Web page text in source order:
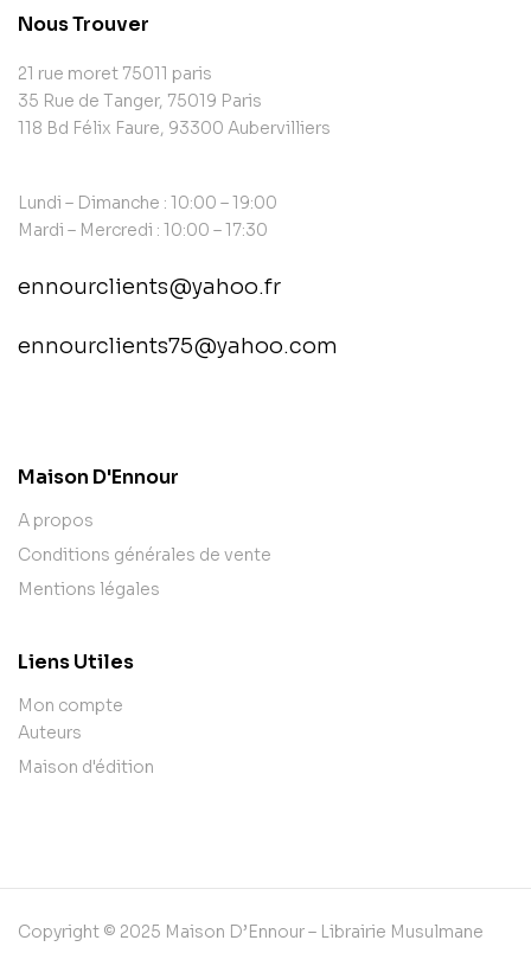
Nous Trouver
21 rue moret 75011 paris
35 Rue de Tanger, 75019 Paris
118 Bd Félix Faure, 93300 Aubervilliers
Lundi – Dimanche : 10:00 – 19:00
Mardi – Mercredi : 10:00 – 17:30
ennourclients@yahoo.fr
ennourclients75@yahoo.com
Maison D'Ennour
A propos
Conditions générales de vente
Mentions légales
Liens Utiles
Mon compte
Auteurs
Maison d'édition
Copyright © 2025 Maison D’Ennour – Librairie Musulmane